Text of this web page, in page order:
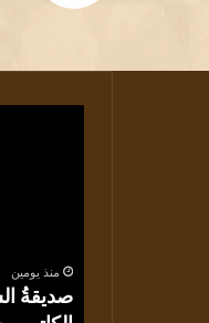
يونسمنذ يومين
صديقةُ